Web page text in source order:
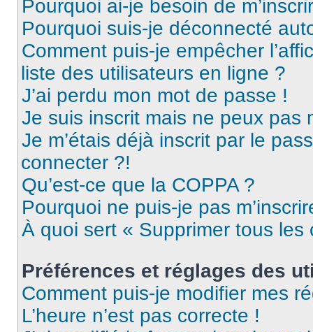
Pourquoi ai-je besoin de
Pourquoi suis-je déconnecté
Comment puis-je empêcher
liste des utilisateurs en ligne ?
J’ai perdu mon mot de passe !
Je suis inscrit mais ne peux pas
Je m’étais déjà inscrit par le
connecter ?!
Qu’est-ce que la COPPA ?
Pourquoi ne puis-je pas
À quoi sert « Supprimer tous les
Préférences et réglages des
Comment puis-je modifier mes
L’heure n’est pas correcte !